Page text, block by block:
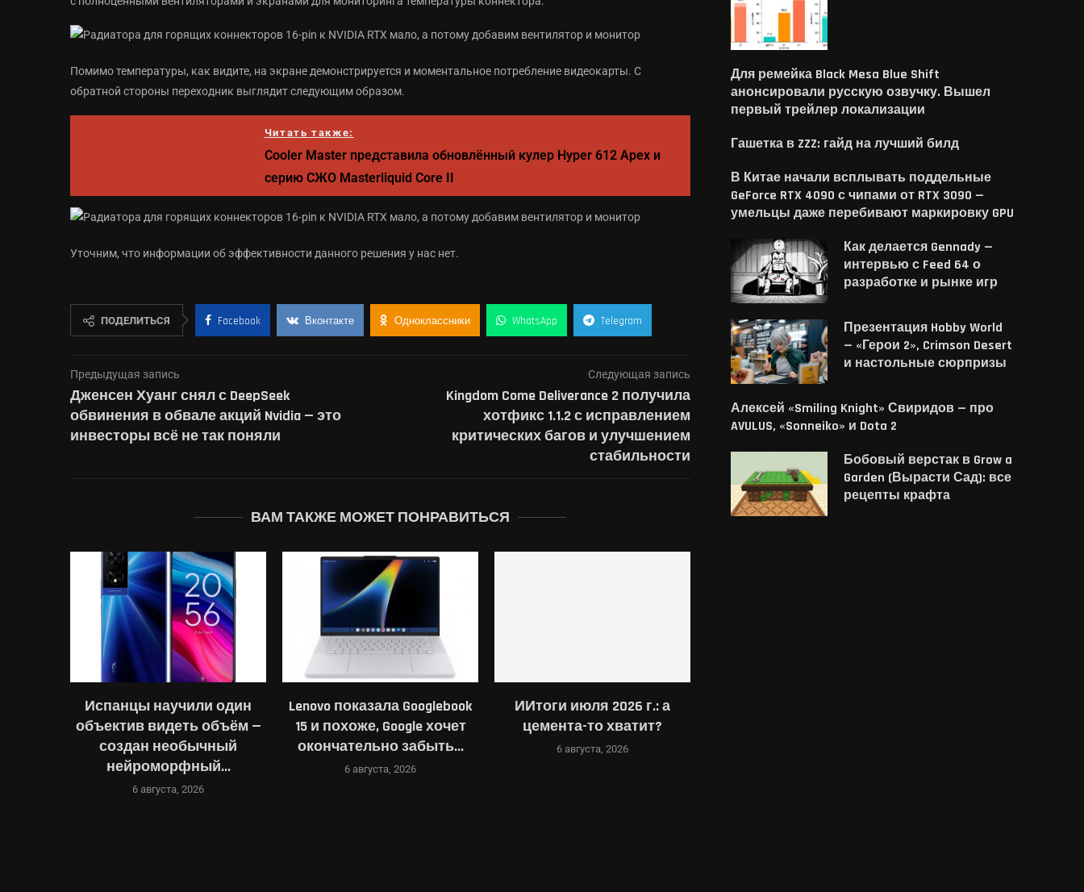
Помимо температуры, как видите, на экране демонстрируется и моментальное потребление видеокарты. С
обратной стороны переходник выглядит следующим образом.
Читать также:
Cooler Master представила обновлённый кулер Hyper 612 Apex и
серию СЖО Masterliquid Core II
Уточним, что информации об эффективности данного решения у нас нет.
ПОДЕЛИТЬСЯ Facebook Вконтакте Одноклассники WhatsApp Telegram
Предыдущая запись
Дженсен Хуанг снял с DeepSeek
обвинения в обвале акций Nvidia — это
инвесторы всё не так поняли
Следующая запись
Kingdom Come Deliverance 2 получила
хотфикс 1.1.2 с исправлением
критических багов и улучшением
стабильности
ВАМ ТАКЖЕ МОЖЕТ ПОНРАВИТЬСЯ
Испанцы научили один
объектив видеть объём —
создан необычный
нейроморфный...
6 августа, 2026
Lenovo показала Googlebook
15 и похоже, Google хочет
окончательно забыть...
6 августа, 2026
ИИтоги июля 2026 г.: а
цемента-то хватит?
6 августа, 2026
Для ремейка Black Mesa Blue Shift
анонсировали русскую озвучку. Вышел
первый трейлер локализации
Гашетка в ZZZ: гайд на лучший билд
В Китае начали всплывать поддельные
GeForce RTX 4090 с чипами от RTX 3090 —
умельцы даже перебивают маркировку GPU
Как делается Gennady —
интервью с Feed 64 о
разработке и рынке игр
Презентация Hobby World
— «Герои 2», Crimson Desert
и настольные сюрпризы
Алексей «Smiling Knight» Свиридов — про
AVULUS, «Sonneiko» и Dota 2
Бобовый верстак в Grow a
Garden (Вырасти Сад): все
рецепты крафта